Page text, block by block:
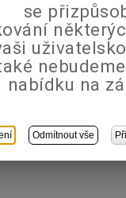
se
nabídku na
Odmítnout vše